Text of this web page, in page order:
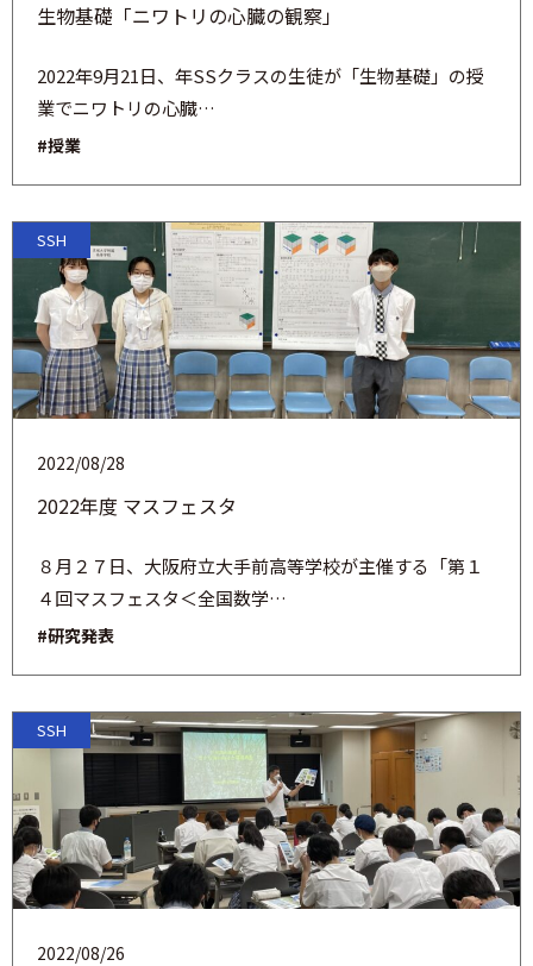
生物基礎「ニワトリの心臓の観察」
2022年9月21日、年SSクラスの生徒が「生物基礎」の授
業でニワトリの心臓…
#授業
2022年度 マスフェスタ
2022/08/28
８月２７日、大阪府立大手前高等学校が主催する「第１
４回マスフェスタ＜全国数学…
#研究発表
SSH
2022/08/26
SSH